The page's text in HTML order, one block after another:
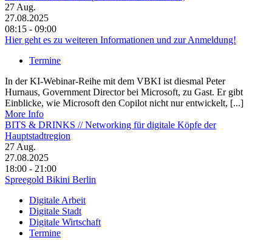
27 Aug.
27.08.2025
08:15 - 09:00
Hier geht es zu weiteren Informationen und zur Anmeldung!
Termine
In der KI-Webinar-Reihe mit dem VBKI ist diesmal Peter
Hurnaus, Government Director bei Microsoft, zu Gast. Er gibt
Einblicke, wie Microsoft den Copilot nicht nur entwickelt, [...]
More Info
BITS & DRINKS // Networking für digitale Köpfe der
Hauptstadtregion
27 Aug.
27.08.2025
18:00 - 21:00
Spreegold Bikini Berlin
Digitale Arbeit
Digitale Stadt
Digitale Wirtschaft
Termine